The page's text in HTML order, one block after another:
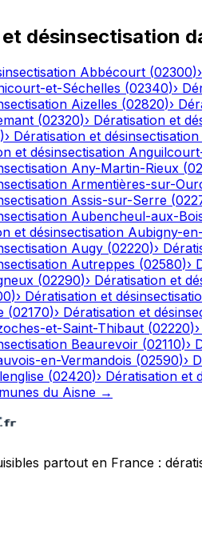
désinsectisation
Abbécourt (02300)›
et-Séchelles (02340)›
Aizelles (02820)›
(02320)› Dératisation et
)› Dératisation et désinsectisation
et désinsectisation
Any-Martin-Rieux (
Armentières-sur-
Assis-sur-Serre (
Aubencheul-aux-
et désinsectisation Aubigny-
Augy (02220)›
Autreppes (02580)›
(02290)› Dératisation et
)› Dératisation et
(02170)› Dératisation et
et-Saint-Thibaut (02220)›
Beaurevoir (02110)›
en-Vermandois (02590)›
(02420)› Dératisation et
du Aisne →
partout en France :